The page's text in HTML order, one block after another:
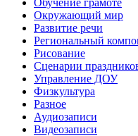
Окружающий мир
Развитие речи
Региональный
Рисование
Сценарии
Управление ДОУ
Физкультура
Разное
Аудиозаписи
Видеозаписи